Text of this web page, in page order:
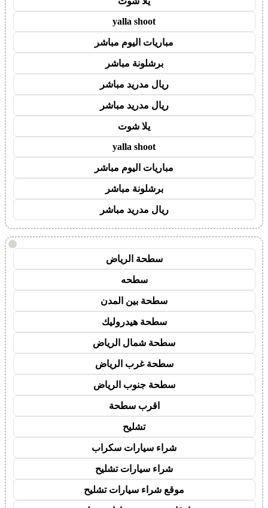
yalla shoot
مباريات اليوم مباشر
برشلونة مباشر
ريال مدريد مباشر
ريال مدريد مباشر
يلا شوت
yalla shoot
مباريات اليوم مباشر
برشلونة مباشر
ريال مدريد مباشر
!
سطحة الرياض
سطحه
سطحة بين المدن
سطحة هيدروليك
سطحة شمال الرياض
سطحة غرب الرياض
سطحة جنوب الرياض
اقرب سطحة
تشليح
شراء سيارات سكراب
شراء سيارات تشليح
موقع شراء سيارات تشليح